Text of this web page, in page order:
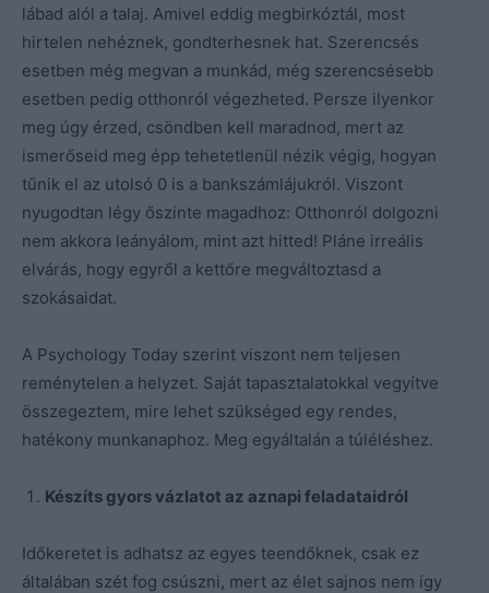
lábad alól a talaj. Amivel eddig megbirkóztál, most
hirtelen nehéznek, gondterhesnek hat. Szerencsés
esetben még megvan a munkád, még szerencsésebb
esetben pedig otthonról végezheted. Persze ilyenkor
meg úgy érzed, csöndben kell maradnod, mert az
ismerőseid meg épp tehetetlenül nézik végig, hogyan
tűnik el az utolsó 0 is a bankszámlájukról. Viszont
nyugodtan légy őszinte magadhoz: Otthonról dolgozni
nem akkora leányálom, mint azt hitted! Pláne irreális
elvárás, hogy egyről a kettőre megváltoztasd a
szokásaidat.
A Psychology Today szerint viszont nem teljesen
reménytelen a helyzet. Saját tapasztalatokkal vegyítve
összegeztem, mire lehet szükséged egy rendes,
hatékony munkanaphoz. Meg egyáltalán a túléléshez.
Készíts gyors vázlatot az aznapi feladataidról
Időkeretet is adhatsz az egyes teendőknek, csak ez
általában szét fog csúszni, mert az élet sajnos nem így